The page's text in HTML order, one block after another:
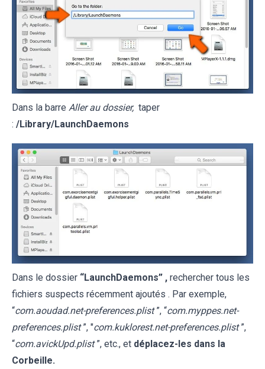
Dans la barre Aller au dossier, taper
: /Library/LaunchDaemons
Dans le dossier “LaunchDaemons” , rechercher tous les
fichiers suspects récemment ajoutés . Par exemple,
“com.aoudad.net-preferences.plist ”, “com.myppes.net-
preferences.plist ”, "com.kuklorest.net-preferences.plist ”,
“com.avickUpd.plist ”, etc., et déplacez-les dans la
Corbeille.